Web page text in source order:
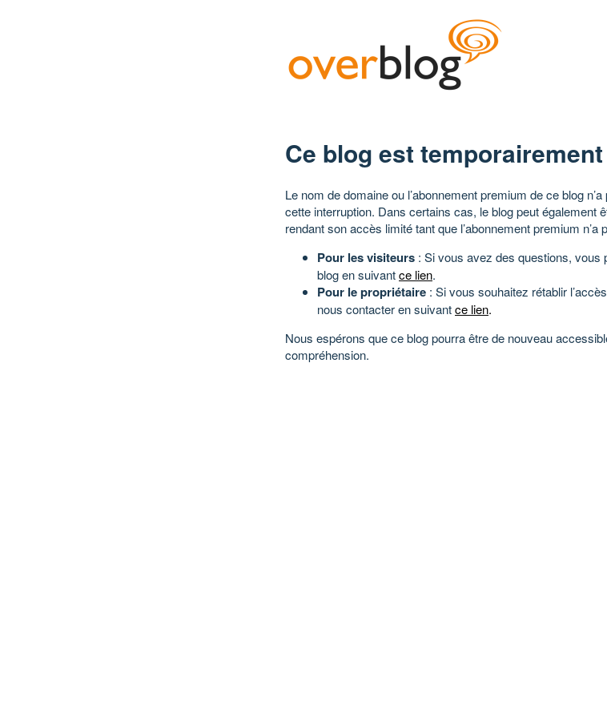
Ce blog est
Le nom de domaine ou l’abonnement premium de ce blog
cette interruption. Dans certains cas, le blog peut également
rendant son accès limité tant que l’abonnement premium n’a
Pour les visiteurs : Si vous avez des questions, vous
blog en suivantce lien.
Pour le propriétaire : Si vous souhaitez rétablir
nous contacter en suivantce lien.
Nous espérons que ce blog pourra être de nouveau
compréhension.